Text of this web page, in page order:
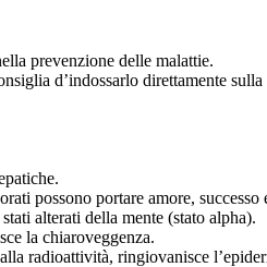
prevenzione delle malattie.
d’indossarlo direttamente
possono portare amore, successo
alterati della mente (stato alpha).
la chiaroveggenza.
radioattività, ringiovanisce